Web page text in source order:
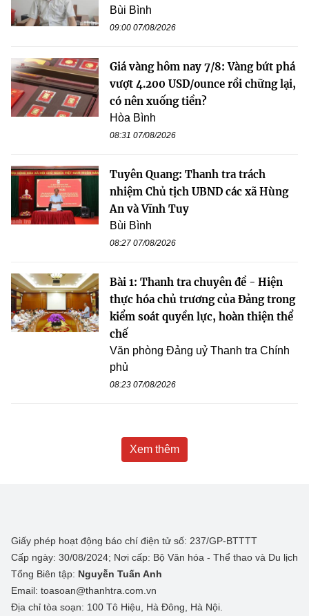
Bùi Bình
09:00 07/08/2026
Giá vàng hôm nay 7/8: Vàng bứt phá
vượt 4.200 USD/ounce rồi chững lại,
có nên xuống tiền?
Hòa Bình
08:31 07/08/2026
Tuyên Quang: Thanh tra trách
nhiệm Chủ tịch UBND các xã Hùng
An và Vĩnh Tuy
Bùi Bình
08:27 07/08/2026
Bài 1: Thanh tra chuyên đề - Hiện
thực hóa chủ trương của Đảng trong
kiểm soát quyền lực, hoàn thiện thể
chế
Văn phòng Đảng uỷ Thanh tra Chính
phủ
08:23 07/08/2026
Xem thêm
Giấy phép hoạt động báo chí điện tử số: 237/GP-BTTTT
Cấp ngày: 30/08/2024; Nơi cấp: Bộ Văn hóa - Thể thao và Du lịch
Tổng Biên tập: Nguyễn Tuấn Anh
Email: toasoan@thanhtra.com.vn
Địa chỉ tòa soạn: 100 Tô Hiệu, Hà Đông, Hà Nội.